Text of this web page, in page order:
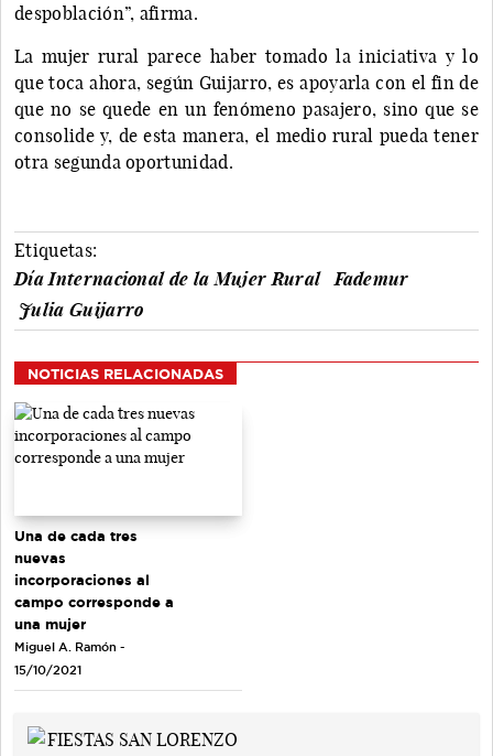
despoblación”, afirma.
La mujer rural parece haber tomado la iniciativa y lo
que toca ahora, según Guijarro, es apoyarla con el fin de
que no se quede en un fenómeno pasajero, sino que se
consolide y, de esta manera, el medio rural pueda tener
otra segunda oportunidad.
Etiquetas:
Día Internacional de la Mujer Rural
Fademur
Julia Guijarro
NOTICIAS RELACIONADAS
Una de cada tres
nuevas
incorporaciones al
campo corresponde a
una mujer
Miguel A. Ramón -
15/10/2021